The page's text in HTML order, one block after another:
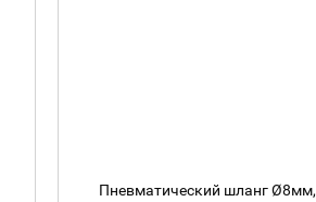
Пневматический шланг Ø8мм,